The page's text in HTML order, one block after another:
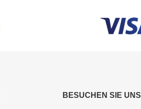
BESUCHEN SIE UNS